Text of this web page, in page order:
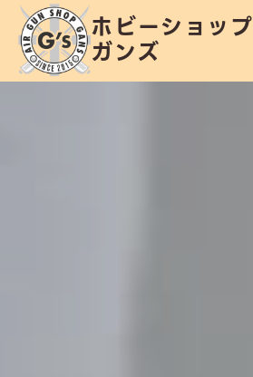
ホビーショップ
ガンズ